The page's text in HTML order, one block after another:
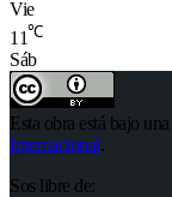
Vie
11℃
Sáb
Esta obra está bajo una
Internacional.
Sos libre de: